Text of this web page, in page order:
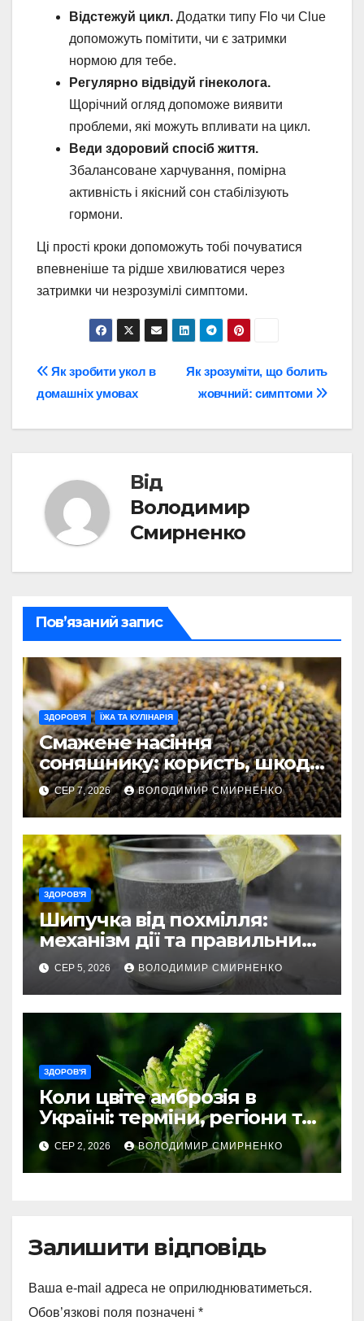
Відстежуй цикл. Додатки типу Flo чи Clue
допоможуть помітити, чи є затримки
нормою для тебе.
Регулярно відвідуй гінеколога.
Щорічний огляд допоможе виявити
проблеми, які можуть впливати на цикл.
Веди здоровий спосіб життя.
Збалансоване харчування, помірна
активність і якісний сон стабілізують
гормони.
Ці прості кроки допоможуть тобі почуватися
впевненіше та рідше хвилюватися через
затримки чи незрозумілі симптоми.
Навігація
записів
Як зрозуміти, що болить
жовчний: симптоми
Як зробити укол в
домашніх умовах
Від
Володимир
Смирненко
Пов’язаний запис
ЗДОРОВ'Я ЇЖА ТА КУЛІНАРІЯ
Смажене насіння
соняшнику: користь, шкода
та секрети приготування
СЕР 7, 2026 ВОЛОДИМИР СМИРНЕНКО
ЗДОРОВ'Я
Шипучка від похмілля:
механізм дії та правильний
вибір
СЕР 5, 2026 ВОЛОДИМИР СМИРНЕНКО
ЗДОРОВ'Я
Коли цвіте амброзія в
Україні: терміни, регіони та
ризики
СЕР 2, 2026 ВОЛОДИМИР СМИРНЕНКО
Залишити відповідь
Ваша e-mail адреса не оприлюднюватиметься.
Обов’язкові поля позначені *